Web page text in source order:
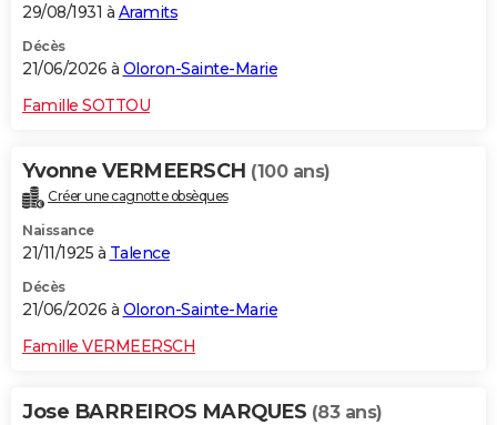
29/08/1931 à Aramits
Décès
21/06/2026 à Oloron-Sainte-Marie
Famille SOTTOU
Yvonne VERMEERSCH (100 ans)
Créer une cagnotte obsèques
Naissance
21/11/1925 à Talence
Décès
21/06/2026 à Oloron-Sainte-Marie
Famille VERMEERSCH
Jose BARREIROS MARQUES (83 ans)